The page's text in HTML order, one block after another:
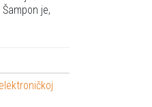
je,